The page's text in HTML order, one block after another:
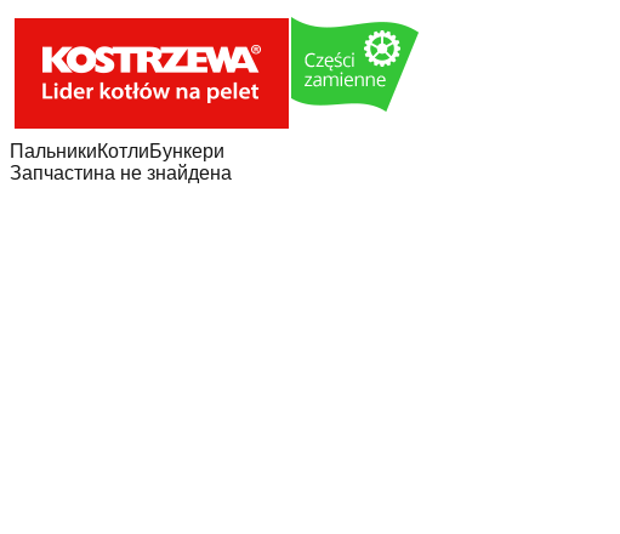
ПальникиКотлиБункери
Запчастина не знайдена